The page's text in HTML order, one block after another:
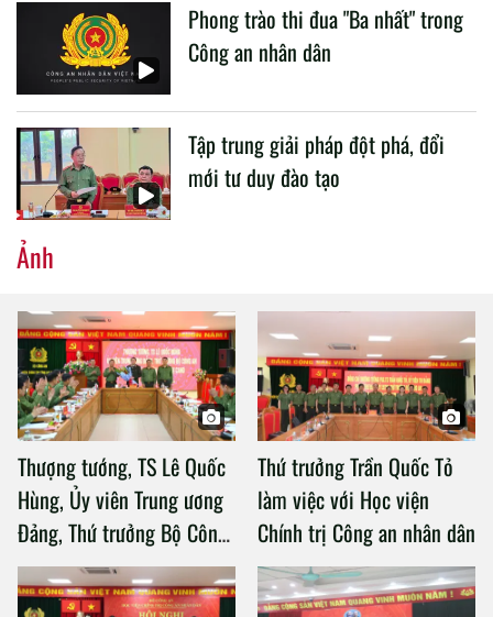
Phong trào thi đua "Ba nhất" trong
Công an nhân dân
Tập trung giải pháp đột phá, đổi
mới tư duy đào tạo
Ảnh
Thượng tướng, TS Lê Quốc
Hùng, Ủy viên Trung ương
Đảng, Thứ trưởng Bộ Công
an làm việc với Học viện
Chính trị Công an nhân dân
Thứ trưởng Trần Quốc Tỏ
làm việc với Học viện
Chính trị Công an nhân dân